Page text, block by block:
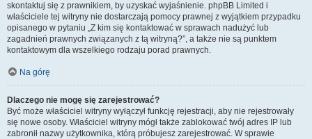
skontaktuj się z prawnikiem, by uzyskać wyjaśnienie. phpBB Limited i
właściciele tej witryny nie dostarczają pomocy prawnej z wyjątkiem przypadku
opisanego w pytaniu „Z kim się kontaktować w sprawach nadużyć lub
zagadnień prawnych związanych z tą witryną?”, a także nie są punktem
kontaktowym dla wszelkiego rodzaju porad prawnych.
Na górę
Dlaczego nie mogę się zarejestrować?
Być może właściciel witryny wyłączył funkcję rejestracji, aby nie rejestrowały
się nowe osoby. Właściciel witryny mógł także zablokować twój adres IP lub
zabronił nazwy użytkownika, którą próbujesz zarejestrować. W sprawie